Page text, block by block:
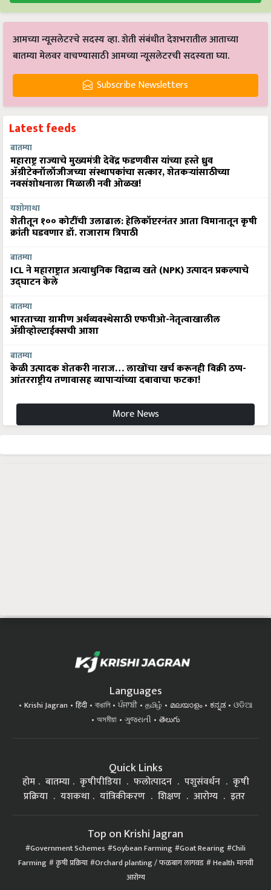
आमच्या न्यूसलेटरचे सदस्य व्हा. शेती संबंधीत देशभरातील आताच्या
बातम्या मेलवर वाचण्यासाठी आमच्या न्यूसलेटरची सदस्यता घ्या.
Subscribe Newsletters
Latest feeds
बातम्या
महाराष्ट्र राज्याचे मुख्यमंत्री देवेंद्र फडणवीस यांच्या हस्ते ध्रुव
ॲग्रीटेक्नॉलॉजीजच्या संस्थापकांचा सत्कार, शेतकऱ्यांसाठीच्या
नवसंशोधनाला मिळाली नवी ओळख!
यशोगाथा
शेतीतून १०० कोटींची उलाढाल: हेलिकॉप्टरनंतर आता विमानातून कृषी
क्रांती घडवणार डॉ. राजाराम त्रिपाठी
बातम्या
ICL ने महाराष्ट्रात अत्याधुनिक विद्राव्य खते (NPK) उत्पादन प्रकल्पाचे
उद्घाटन केले
बातम्या
भारताच्या ग्रामीण अर्थव्यवस्थेसाठी एफपीओ-नेतृत्वाखालील
अ‍ॅग्रीव्होल्टाईक्सची आशा
बातम्या
केळी उत्पादक शेतकरी नाराज… लाखोंचा खर्च करूनही विक्री ठप्प-
आंतरराष्ट्रीय तणावासह व्यापाऱ्यांच्या दबावाचा फटका!
More News
Languages
Krishi Jagran हिंदी বাঙালি ਪੰਜਾਬੀ தமிழ் മലയാളം ಕನ್ನಡ
ଓଡିଆ
অসমীয়া
ગુજરાતી తెలుగు
Quick Links
होम बातम्या कृषीपीडिया फलोत्पादन पशुसंवर्धन
कृषी
प्रक्रिया
यशकथा यांत्रिकीकरण शिक्षण आरोग्य इतर
Top on Krishi Jagran
Government Schemes Soybean Farming Goat Rearing Chili
Farming कृषी प्रक्रिया Orchard planting / फळबाग लागवड Health मानवी
आरोग्य